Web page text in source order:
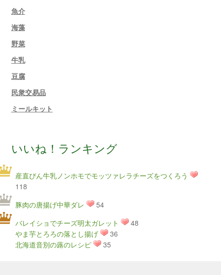
魚介
海藻
野菜
牛乳
豆腐
民衆交易品
ミールキット
いいね！ランキング
産直びん牛乳ノンホモでモッツァレラチーズをつくろう
118
豚肉の唐揚げ中華ダレ
54
バレイショでチーズ明太ガレット
48
やま芋とろろの落とし揚げ
36
北海道音別の蕗のレシピ
35